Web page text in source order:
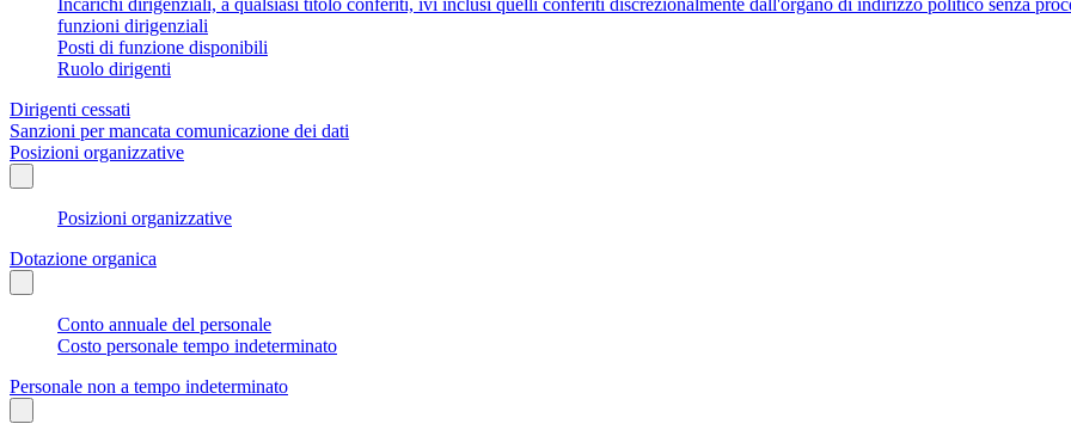
funzioni dirigenziali
Posti di funzione disponibili
Ruolo dirigenti
Dirigenti cessati
Sanzioni per mancata comunicazione dei dati
Posizioni organizzative
Posizioni organizzative
Dotazione organica
Conto annuale del personale
Costo personale tempo indeterminato
Personale non a tempo indeterminato